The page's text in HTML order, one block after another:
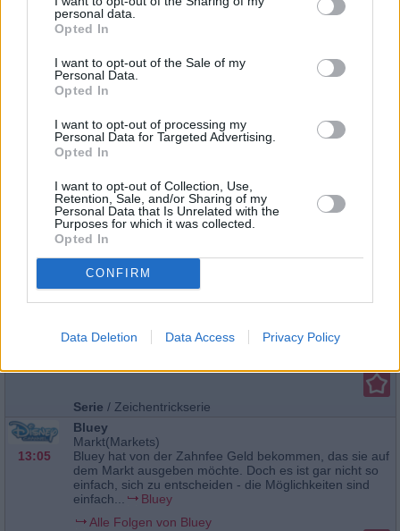
personal data.
Opted In
I want to opt-out of the Sale of my
Personal Data.
Opted In
I want to opt-out of processing my
Personal Data for Targeted Advertising.
Opted In
I want to opt-out of Collection, Use,
Retention, Sale, and/or Sharing of my
Personal Data that Is Unrelated with the
Purposes for which it was collected.
Opted In
CONFIRM
Data Deletion Data Access Privacy Policy
Es ist Zeit für Bluey und Bingo, aus der Wanne zu
kommen. Aber Dad hat beschlossen, ihnen nicht
vorzuschreiben, was sie tun sollen und wird in ein
Alle Folgen von Bluey
Serie Zeichentrickserie
Bluey
Mama-Schule(Mum School)
Bluey beibringt, wie man ungezogene Kinder im Zaum
hält und eine bessere Mutter...
Bluey
Alle Folgen von Bluey
Serie /Zeichentrickserie
Huckepack getragen werden...
Bluey
Serie / Zeichentrickserie
13:05
Bluey
Markt(Markets)
Bluey hat von der Zahnfee Geld bekommen, das sie auf
dem Markt ausgeben möchte. Doch es ist gar nicht so
einfach, sich zu entscheiden - die Möglichkeiten sind
einfach...
Bluey
Alle Folgen von Bluey